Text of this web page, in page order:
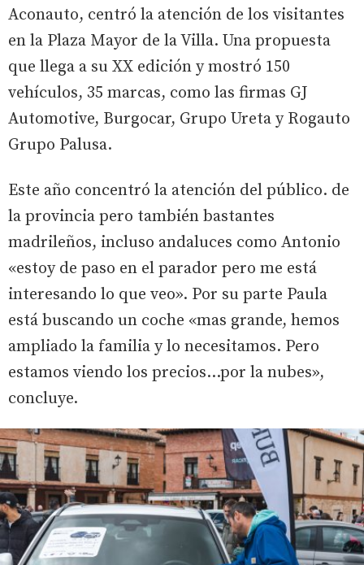
Aconauto, centró la atención de los visitantes
en la Plaza Mayor de la Villa. Una propuesta
que llega a su XX edición y mostró 150
vehículos, 35 marcas, como las firmas GJ
Automotive, Burgocar, Grupo Ureta y Rogauto
Grupo Palusa.
Este año concentró la atención del público. de
la provincia pero también bastantes
madrileños, incluso andaluces como Antonio
«estoy de paso en el parador pero me está
interesando lo que veo». Por su parte Paula
está buscando un coche «mas grande, hemos
ampliado la familia y lo necesitamos. Pero
estamos viendo los precios...por la nubes»,
concluye.